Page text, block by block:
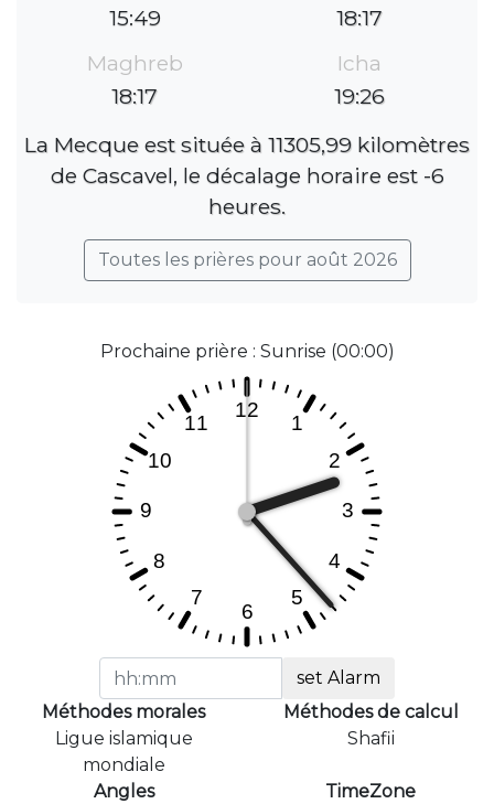
15:49
18:17
Maghreb
18:17
Icha
19:26
La Mecque est située à 11305,99 kilomètres
de Cascavel, le décalage horaire est -6
heures.
Toutes les prières pour août 2026
Prochaine prière : Sunrise (00:00)
set Alarm
Méthodes morales
Ligue islamique
mondiale
Méthodes de calcul
Shafii
Angles
TimeZone